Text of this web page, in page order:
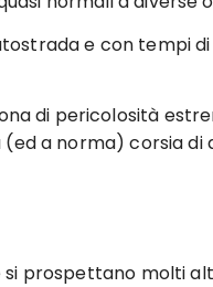
e con tempi
di pericolosità
a norma) corsia di
prospettano molti